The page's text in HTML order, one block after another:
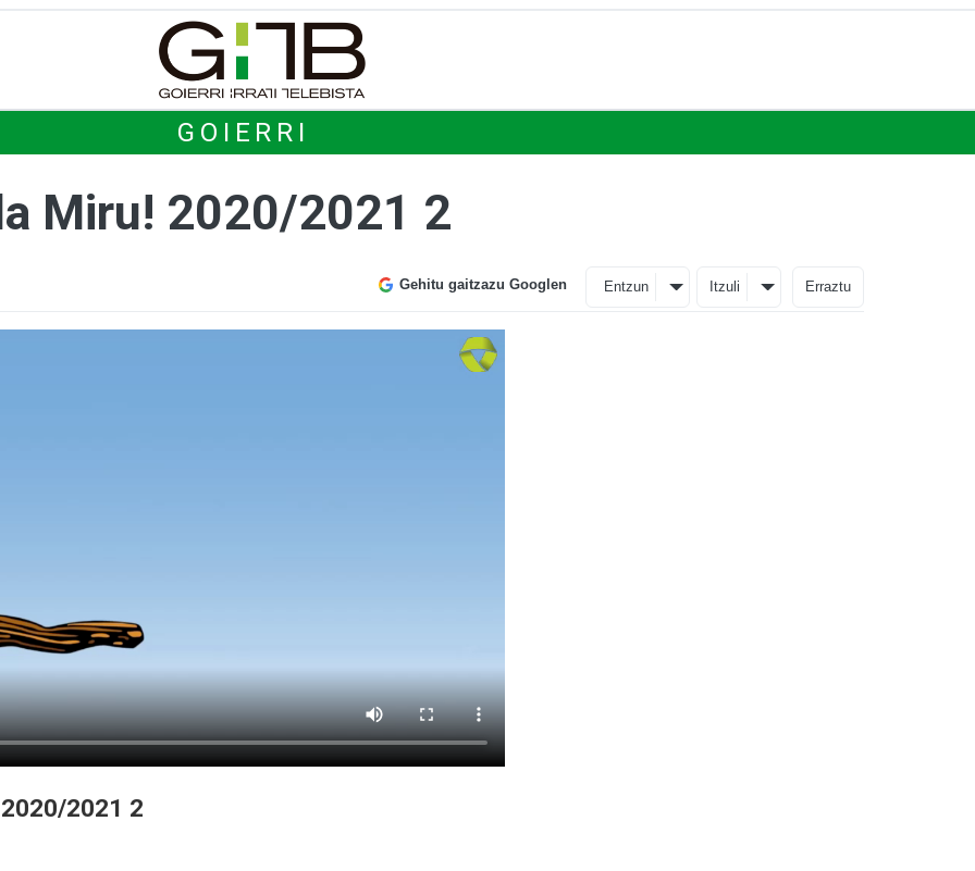
GOIERRI
Miru! 2020/2021 2
Gehitu gaitzazu Googlen Entzun Itzuli Erraztu
2021 2